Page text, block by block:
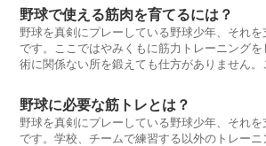
野球で使える筋肉を育てるには？
野球を真剣にプレーしている野球少年、それを
です。ここではやみくもに筋力トレーニング
術に関係ない所を鍛えても仕方がありません。
野球に必要な筋トレとは？
野球を真剣にプレーしている野球少年、それを
です。学校、チームで練習する以外のトレー